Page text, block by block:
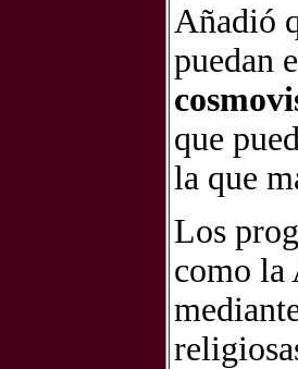
Añadió
puedan
que
la que
Los
como la